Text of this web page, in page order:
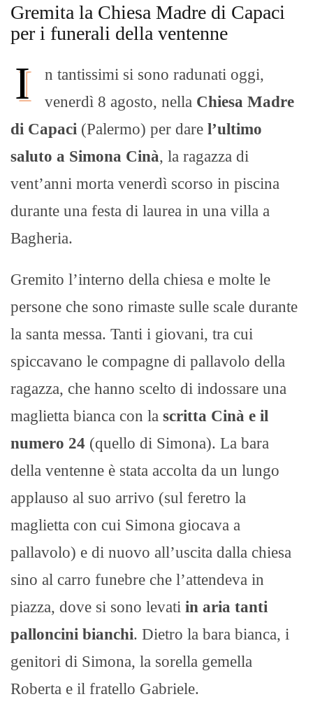
Gremita la Chiesa Madre di Capaci
per i funerali della ventenne
I
n tantissimi si sono radunati oggi,
venerdì 8 agosto, nella Chiesa Madre
di Capaci (Palermo) per dare l’ultimo
saluto a Simona Cinà, la ragazza di
vent’anni morta venerdì scorso in piscina
durante una festa di laurea in una villa a
Bagheria.
Gremito l’interno della chiesa e molte le
persone che sono rimaste sulle scale durante
la santa messa. Tanti i giovani, tra cui
spiccavano le compagne di pallavolo della
ragazza, che hanno scelto di indossare una
maglietta bianca con la scritta Cinà e il
numero 24 (quello di Simona). La bara
della ventenne è stata accolta da un lungo
applauso al suo arrivo (sul feretro la
maglietta con cui Simona giocava a
pallavolo) e di nuovo all’uscita dalla chiesa
sino al carro funebre che l’attendeva in
piazza, dove si sono levati in aria tanti
palloncini bianchi. Dietro la bara bianca, i
genitori di Simona, la sorella gemella
Roberta e il fratello Gabriele.